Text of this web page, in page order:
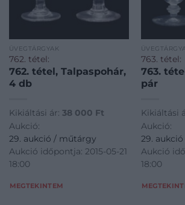
ÜVEGTÁRGYAK
762. tétel:
762. tétel, Talpaspohár,
4 db
Kikiáltási ár: 38 000 Ft
Aukció:
29. aukció / műtárgy
Aukció időpontja: 2015-05-21
18:00
MEGTEKINTEM
763. tétel:
763.
pár
Kikiáltási
Aukció:
29.
Aukció
18:00